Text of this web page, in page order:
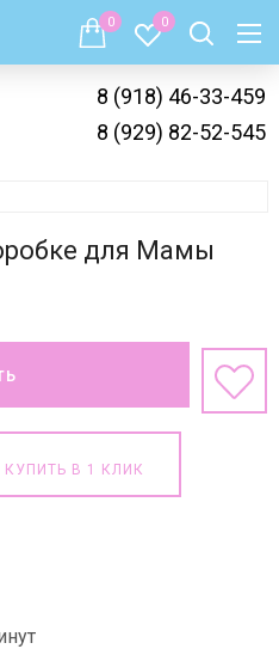
8 (918) 46-33-459
8 (929) 82-52-545
0
0
для Мамы
КУПИТЬ В 1 КЛИК